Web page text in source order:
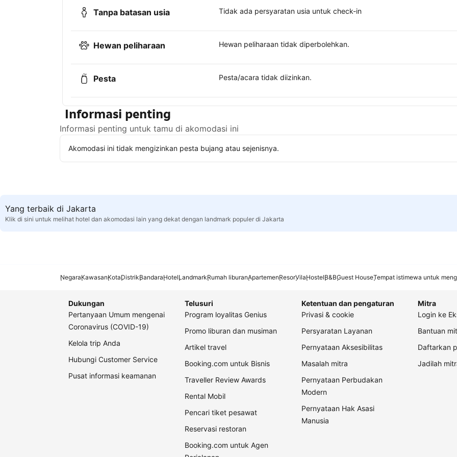
Tanpa batasan usia Tidak ada persyaratan usia untuk check-in
Hewan peliharaan Hewan peliharaan tidak diperbolehkan.
Pesta Pesta/acara tidak diizinkan.
Informasi penting
Informasi penting untuk tamu di akomodasi ini
Akomodasi ini tidak mengizinkan pesta bujang atau sejenisnya.
Yang terbaik di Jakarta
Klik di sini untuk melihat hotel dan akomodasi lain yang dekat dengan landmark populer di Jakarta
NegaraKawasanKotaDistrikBandaraHotelLandmarkRumah liburanApartemenResorVilaHostelB&BGuest HouseTempat istimewa untuk
Dukungan
Pertanyaan Umum mengenai
Coronavirus (COVID-19)
Kelola trip Anda
Hubungi Customer Service
Pusat informasi keamanan
Telusuri
Program loyalitas Genius
Promo liburan dan musiman
Artikel travel
Booking.com untuk Bisnis
Traveller Review Awards
Rental Mobil
Pencari tiket pesawat
Reservasi restoran
Booking.com untuk Agen
Ketentuan dan pengaturan
Privasi & cookie
Persyaratan Layanan
Pernyataan Aksesibilitas
Masalah mitra
Pernyataan Perbudakan
Modern
Pernyataan Hak Asasi
Manusia
Mitra
Login ke
Bantuan
Daftarkan
Jadilah